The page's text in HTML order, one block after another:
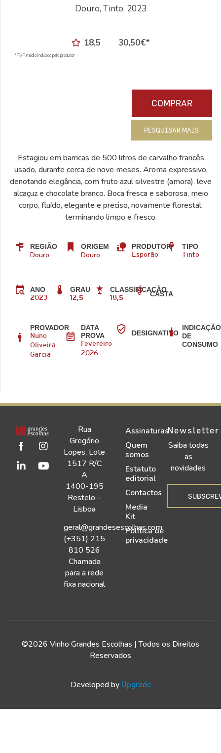
Douro, Tinto, 2023
18,5 30,50€*
*PVP médio indicado pelo produtor
COMPRAR
PESQUISAR MAIS
Estagiou em barricas de 500 litros de carvalho francês
usado, durante cerca de nove meses. Aroma expressivo,
denotando elegância, com fruto azul silvestre (amora), leve
alcaçuz e chocolate branco. Boca fresca e saborosa, meio
corpo, fluído, elegante e preciso, novamente florestal,
terminando limpo e fresco.
REGIÃO
Douro
ORIGEM
Douro
PRODUTOR
Esporão
TIPO
Tinto
ANO
2023
GRAU
12,5
CLASSIFICAÇÃO
18,5
CASTA
PROVADOR
Nuno
Oliveira
Garcia
DATA
PROVA
Fevereiro
2026
DESIGNATIVO
INDICAÇÃO
DE
CONSUMO
Rua
Gregório
Lopes, Lote
1517 R/C
A
1400-195
Restelo –
Lisboa
geral@grandesescolhas.com
(+351) 215
810 526
Chamada
para a rede
fixa nacional
Assinaturas
Quem
somos
Estatuto
editorial
Contactos
Media
Kit
Política de
privacidade
Newsletter
Saiba todas
as
novidades
©2026 Vinho Grandes Escolhas | Todos os Direitos
Reservados
Developed by Upgrade